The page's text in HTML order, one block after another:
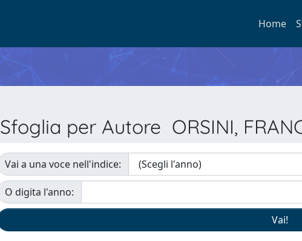
Home
Sfoglia per Autore ORSINI,
Vai a una voce nell'indice:
O digita l'anno: